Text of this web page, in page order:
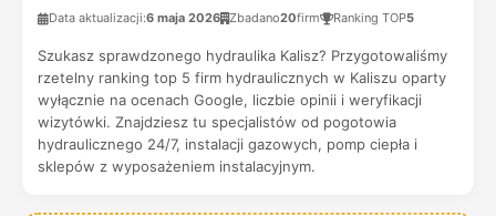
Data aktualizacji:6 maja 2026 Zbadano20firm Ranking TOP5
Szukasz sprawdzonego hydraulika Kalisz? Przygotowaliśmy
rzetelny ranking top 5 firm hydraulicznych w Kaliszu oparty
wyłącznie na ocenach Google, liczbie opinii i weryfikacji
wizytówki. Znajdziesz tu specjalistów od pogotowia
hydraulicznego 24/7, instalacji gazowych, pomp ciepła i
sklepów z wyposażeniem instalacyjnym.